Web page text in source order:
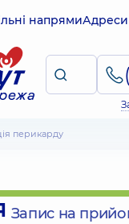
напрямиАдреси
перикарду
Запис на